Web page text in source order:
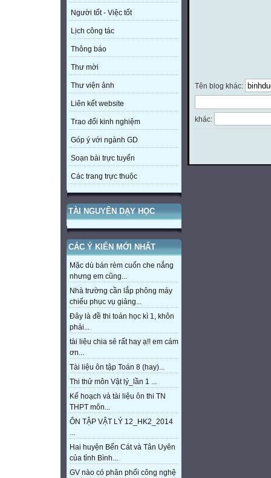
Người tốt - Việc tốt
Lịch công tác
Thông báo
Thư mời
Thư viện ảnh
Liên kết website
Trao đổi kinh nghiệm
Góp ý với ngành GD
Soạn bài trực tuyến
Các trang trực thuộc
TÀI NGUYÊN DẠY HỌC
CÁC Ý KIẾN MỚI NHẤT
Mặc dù bán rèm cuốn che nắng
nhưng em cũng...
Nhà trường cần lắp phông máy
chiếu phục vụ giảng...
Đây là đề thi toán học kì 1, khôn
phải...
tài liệu chia sẻ rất hay ạ!! em cám
ơn...
Tài liệu ôn tập Toán 8 (hay)...
Thi thử môn Vật lý_lần 1 ...
Kế hoạch và tài liệu ôn thi TN
THPT môn...
ÔN TẬP VẬT LÝ 12_HK2_2014
...
Hai huyện Bến Cát và Tân Uyên
của tỉnh Bình...
GV nào có phân phối công nghệ
Tên blog khác:
khác: